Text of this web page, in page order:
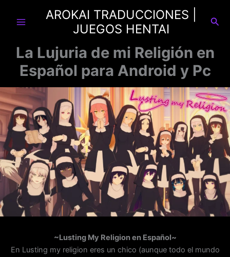
AROKAI TRADUCCIONES |
JUEGOS HENTAI
La Lujuria de mi Religión en
Español para Android y Pc
~Lusting My Religion en Español~
En Lusting my religion eres un chico (aunque todo el mundo